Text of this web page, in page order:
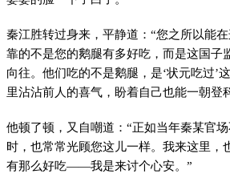
秦江胜转过身来，平静道：“您之所以能
靠的不是您的鹅腿有多好吃，而是这国子
向往。他们吃的不是鹅腿，是‘状元吃过’
里沾沾前人的喜气，盼着自己也能一朝登
他顿了顿，又自嘲道：“正如当年秦某官
时，也常常光顾您这儿一样。我来这里，
有那么好吃——我是来讨个心安。”